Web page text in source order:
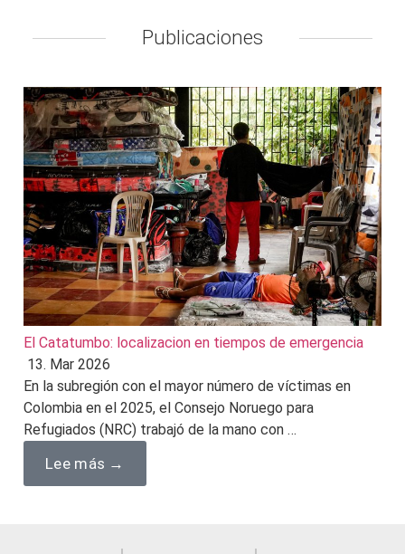
Publicaciones
El Catatumbo: localizacion en tiempos de emergencia
13. Mar 2026
En la subregión con el mayor número de víctimas en
Colombia en el 2025, el Consejo Noruego para
Refugiados (NRC) trabajó de la mano con …
Lee más →